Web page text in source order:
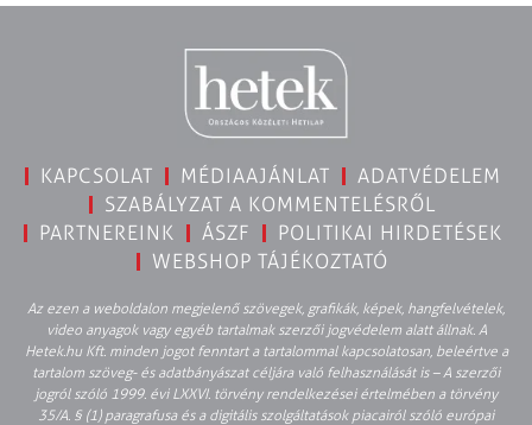
KAPCSOLAT MÉDIAAJÁNLAT
ADATVÉDELEM
SZABÁLYZAT A KOMMENTELÉSRŐL
PARTNEREINK
ÁSZF
POLITIKAI HIRDETÉSEK
WEBSHOP TÁJÉKOZTATÓ
Az ezen a weboldalon megjelenő szövegek, grafikák, képek, hangfelvételek,
video anyagok vagy egyéb tartalmak szerzői jogvédelem alatt állnak. A
Hetek.hu Kft. minden jogot fenntart a tartalommal kapcsolatosan, beleértve a
tartalom szöveg- és adatbányászat céljára való felhasználását is – A szerzői
jogról szóló 1999. évi LXXVI. törvény rendelkezései értelmében a törvény
35/A. § (1) paragrafusa és a digitális szolgáltatások piacairól szóló európai